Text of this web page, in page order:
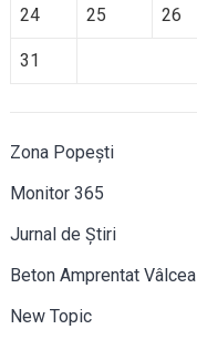
24 25 26
31
Zona Popești
Monitor 365
Jurnal de Știri
Beton Amprentat Vâlcea
New Topic